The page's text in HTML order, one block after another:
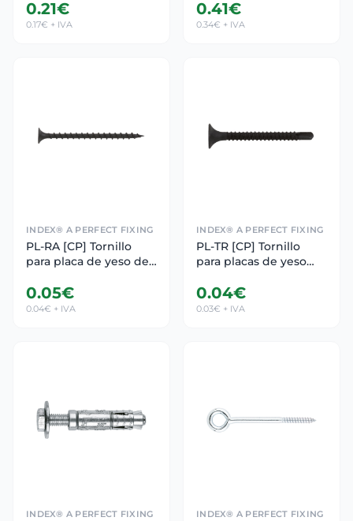
macizos
0.21€
0.17€ + IVA
hexagonal 6.8.
Homologado ETE
0.41€
0.34€ + IVA
INDEX® A PERFECT FIXING
PL-RA [CP] Tornillo
para placa de yeso de
trompeta y punta
perforante. Tornillo
0.05€
0.04€ + IVA
INDEX® A PERFECT FIXING
PL-TR [CP] Tornillo
para placas de yeso
trompeta y punta
autotaladrante. Tornillo
0.04€
0.03€ + IVA
INDEX® A PERFECT FIXING INDEX® A PERFECT FIXING